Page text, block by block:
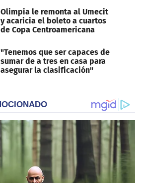
Olimpia le remonta al Umecit
y acaricia el boleto a cuartos
de Copa Centroamericana
"Tenemos que ser capaces de
sumar de a tres en casa para
asegurar la clasificación"